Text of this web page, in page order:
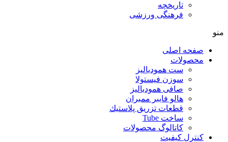
تاريخچه
فرهنگی ورزشی
منو
صفحه اصلی
محصولات
ست همودیالیز
سوزن فیستولا
صافی همودیالیز
هالو فایبر ممبران
قطعات تزريق پلاستيك
ساخت Tube
کاتالوگ محصولات
کنترل کیفیت